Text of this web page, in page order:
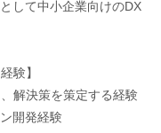
して中小企業向けのDX
験】
解決策を策定する経験
開発経験